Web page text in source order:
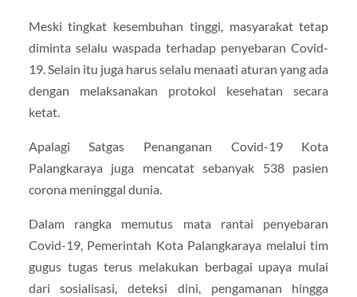
Meski tingkat kesembuhan tinggi, masyarakat tetap
diminta selalu waspada terhadap penyebaran Covid-
19. Selain itu juga harus selalu menaati aturan yang ada
dengan melaksanakan protokol kesehatan secara
ketat.
Apalagi Satgas Penanganan Covid-19 Kota
Palangkaraya juga mencatat sebanyak 538 pasien
corona meninggal dunia.
Dalam rangka memutus mata rantai penyebaran
Covid-19, Pemerintah Kota Palangkaraya melalui tim
gugus tugas terus melakukan berbagai upaya mulai
dari sosialisasi, deteksi dini, pengamanan hingga